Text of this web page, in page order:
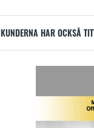
KUNDERNA HAR OCKSÅ